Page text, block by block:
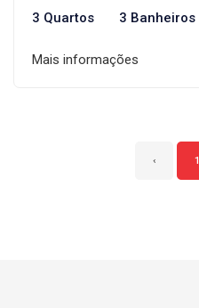
3 Quartos 3 Banheiros
Mais informações
‹ 1